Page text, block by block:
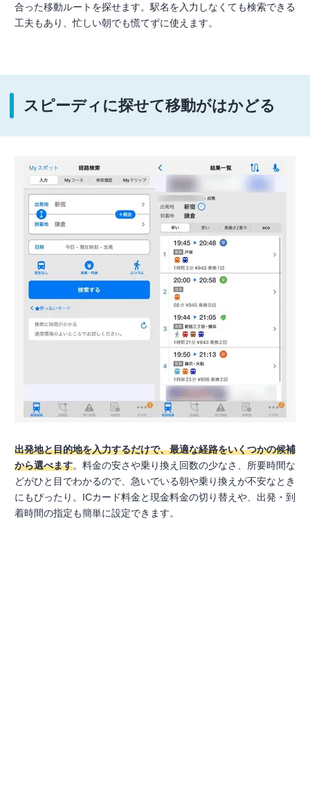
合った移動ルートを探せます。駅名を入力しなくても検索できる
工夫もあり、忙しい朝でも慌てずに使えます。
スピーディに探せて移動がはかどる
出発地と目的地を入力するだけで、最適な経路をいくつかの候補
から選べます。料金の安さや乗り換え回数の少なさ、所要時間な
どがひと目でわかるので、急いでいる朝や乗り換えが不安なとき
にもぴったり。ICカード料金と現金料金の切り替えや、出発・到
着時間の指定も簡単に設定できます。